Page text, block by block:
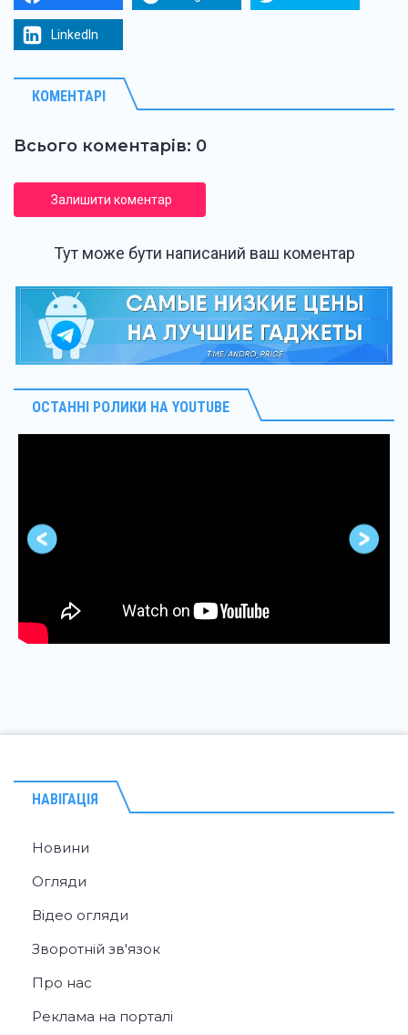
LinkedIn
КОМЕНТАРІ
Всього коментарів: 0
Залишити коментар
Тут може бути написаний ваш коментар
ОСТАННІ РОЛИКИ НА YOUTUBE
НАВІГАЦІЯ
Новини
Огляди
Відео огляди
Зворотній зв'язок
Про нас
Реклама на порталі